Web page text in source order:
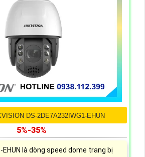
DS-2DE7A232IWG1-EHUN
5%-35%
EHUN là dòng speed dome trang bị